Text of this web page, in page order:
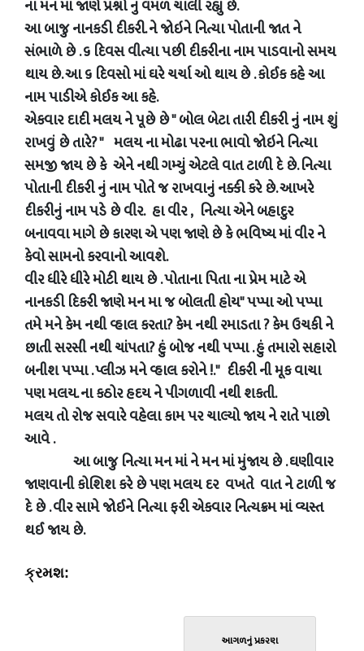
ના મન માં જાણે પ્રશ્નો નું વમળ ચાલી રહ્યું છે.
આ બાજુ નાનકડી દીકરી. ને જોઇને નિત્યા પોતાની જાત ને
સંભાળે છે . ૬ દિવસ વીત્યા પછી દીકરીના નામ પાડવાનો સમય
થાય છે. આ ૬ દિવસો માં ઘરે ચર્ચા ઓ થાય છે . કોઈક કહે આ
નામ પાડીએ કોઈક આ કહે.
એકવાર દાદી મલય ને પૂછે છે " બોલ બેટા તારી દીકરી નું નામ શું
રાખવું છે તારે? " મલય ના મોઢા પરના ભાવો જોઇને નિત્યા
સમજી જાય છે કે એને નથી ગમ્યું એટલે વાત ટાળી દે છે. નિત્યા
પોતાની દીકરી નું નામ પોતે જ રાખવાનું નક્કી કરે છે. આખરે
દીકરીનું નામ પડે છે વીર. હા વીર , નિત્યા એને બહાદુર
બનાવવા માગે છે કારણ એ પણ જાણે છે કે ભવિષ્ય માં વીર ને
કેવો સામનો કરવાનો આવશે.
વીર ધીરે ધીરે મોટી થાય છે . પોતાના પિતા ના પ્રેમ માટે એ
નાનકડી દિકરી જાણે મન મા જ બોલતી હોય" પપ્પા ઓ પપ્પા
તમે મને કેમ નથી વ્હાલ કરતા? કેમ નથી રમાડતા ? કેમ ઉચકી ને
છાતી સરસી નથી ચાંપતા? હું બોજ નથી પપ્પા . હું તમારો સહારો
બનીશ પપ્પા . પ્લીઝ મને વ્હાલ કરોને !." દીકરી ની મૂક વાચા
પણ મલય. ના કઠોર હદય ને પીગળાવી નથી શકતી.
મલય તો રોજ સવારે વહેલા કામ પર ચાલ્યો જાય ને રાતે પાછો
આવે .
આ બાજુ નિત્યા મન માં ને મન માં મુંજાય છે . ઘણીવાર
જાણવાની કોશિશ કરે છે પણ મલય દર વખતે વાત ને ટાળી જ
દે છે . વીર સામે જોઈને નિત્યા ફરી એકવાર નિત્યક્રમ માં વ્યસ્ત
થઈ જાય છે.
ક્રમશ:
આગળનું પ્રકરણ